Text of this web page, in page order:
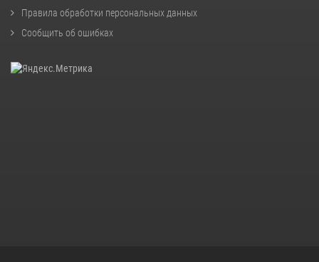
Правила обработки персональных данных
Сообщить об ошибках